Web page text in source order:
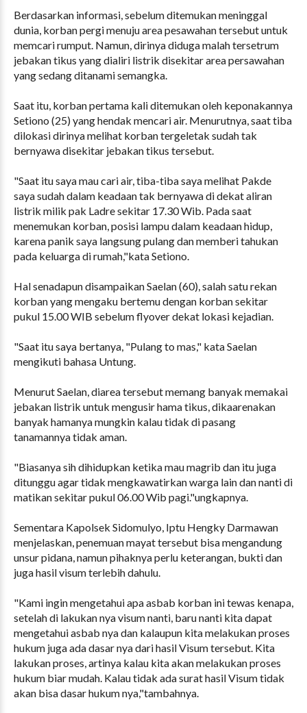
Berdasarkan informasi, sebelum ditemukan meninggal
dunia, korban pergi menuju area pesawahan tersebut untuk
memcari rumput. Namun, dirinya diduga malah tersetrum
jebakan tikus yang dialiri listrik disekitar area persawahan
yang sedang ditanami semangka.
Saat itu, korban pertama kali ditemukan oleh keponakannya
Setiono (25) yang hendak mencari air. Menurutnya, saat tiba
dilokasi dirinya melihat korban tergeletak sudah tak
bernyawa disekitar jebakan tikus tersebut.
"Saat itu saya mau cari air, tiba-tiba saya melihat Pakde
saya sudah dalam keadaan tak bernyawa di dekat aliran
listrik milik pak Ladre sekitar 17.30 Wib. Pada saat
menemukan korban, posisi lampu dalam keadaan hidup,
karena panik saya langsung pulang dan memberi tahukan
pada keluarga di rumah,"kata Setiono.
Hal senadapun disampaikan Saelan (60), salah satu rekan
korban yang mengaku bertemu dengan korban sekitar
pukul 15.00 WIB sebelum flyover dekat lokasi kejadian.
"Saat itu saya bertanya, "Pulang to mas," kata Saelan
mengikuti bahasa Untung.
Menurut Saelan, diarea tersebut memang banyak memakai
jebakan listrik untuk mengusir hama tikus, dikaarenakan
banyak hamanya mungkin kalau tidak di pasang
tanamannya tidak aman.
"Biasanya sih dihidupkan ketika mau magrib dan itu juga
ditunggu agar tidak mengkawatirkan warga lain dan nanti di
matikan sekitar pukul 06.00 Wib pagi."ungkapnya.
Sementara Kapolsek Sidomulyo, Iptu Hengky Darmawan
menjelaskan, penemuan mayat tersebut bisa mengandung
unsur pidana, namun pihaknya perlu keterangan, bukti dan
juga hasil visum terlebih dahulu.
"Kami ingin mengetahui apa asbab korban ini tewas kenapa,
setelah di lakukan nya visum nanti, baru nanti kita dapat
mengetahui asbab nya dan kalaupun kita melakukan proses
hukum juga ada dasar nya dari hasil Visum tersebut. Kita
lakukan proses, artinya kalau kita akan melakukan proses
hukum biar mudah. Kalau tidak ada surat hasil Visum tidak
akan bisa dasar hukum nya,"tambahnya.